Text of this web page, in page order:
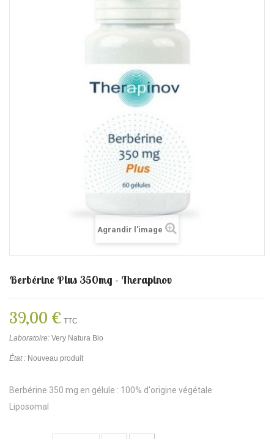
Agrandir l'image
Berbérine Plus 350mg - Therapinov
39,00 € TTC
Laboratoire: Very Natura Bio
État : Nouveau produit
Berbérine 350 mg en gélule : 100% d'origine végétale
Liposomal